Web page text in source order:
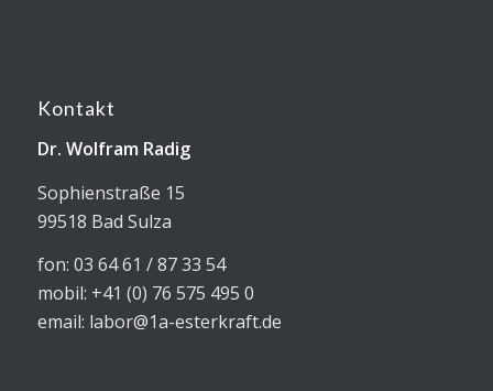
Kontakt
Dr. Wolfram Radig
Sophienstraße 15
99518 Bad Sulza
fon: 03 64 61 / 87 33 54
mobil: +41 (0) 76 575 495 0
email: labor@1a-esterkraft.de